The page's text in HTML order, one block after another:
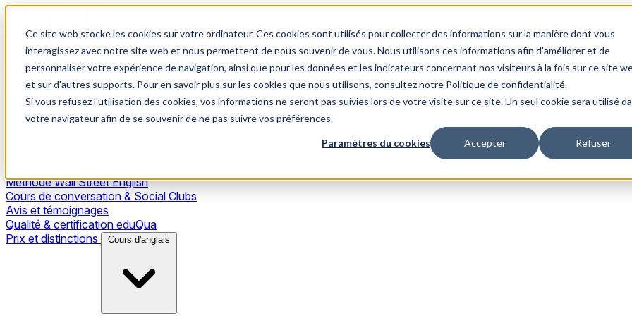
Ce site web stocke les cookies sur votre ordinateur. Ces cookies sont utilisés pour collecter des informations sur la manière dont vous
interagissez avec notre site web et nous permettent de nous souvenir de vous. Nous utilisons ces informations afin d'améliorer et de
personnaliser votre expérience de navigation, ainsi que pour les données et les indicateurs concernant nos visiteurs à la fois sur ce site
et sur d'autres supports. Pour en savoir plus sur les cookies que nous utilisons, consultez notre Politique de confidentialité.
Si vous refusez l'utilisation des cookies, vos informations ne seront pas suivies lors de votre visite sur ce site. Un seul cookie sera utilisé
votre navigateur afin de se souvenir de ne pas suivre vos préférences.
Paramètres du cookies Accepter Refuser
Notre méthode
Méthode Wall Street English
Cours de conversation & Social Clubs
Avis et témoignages
Qualité & certification eduQua
Prix et distinctions
Cours d'anglais